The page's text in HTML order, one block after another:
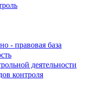
- правовая база
деятельности
контроля